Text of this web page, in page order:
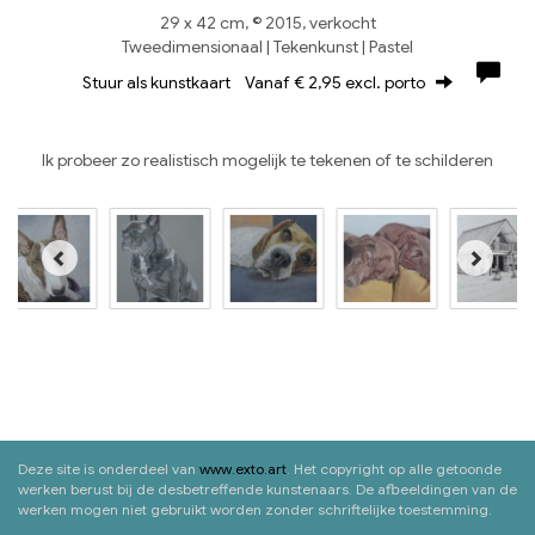
29 x 42 cm, © 2015, verkocht
Tweedimensionaal | Tekenkunst | Pastel
Stuur als kunstkaart Vanaf € 2,95 excl. porto
Ik probeer zo realistisch mogelijk te tekenen of te schilderen
Deze site is onderdeel van www.exto.art. Het copyright op alle getoonde
werken berust bij de desbetreffende kunstenaars. De afbeeldingen van de
werken mogen niet gebruikt worden zonder schriftelijke toestemming.